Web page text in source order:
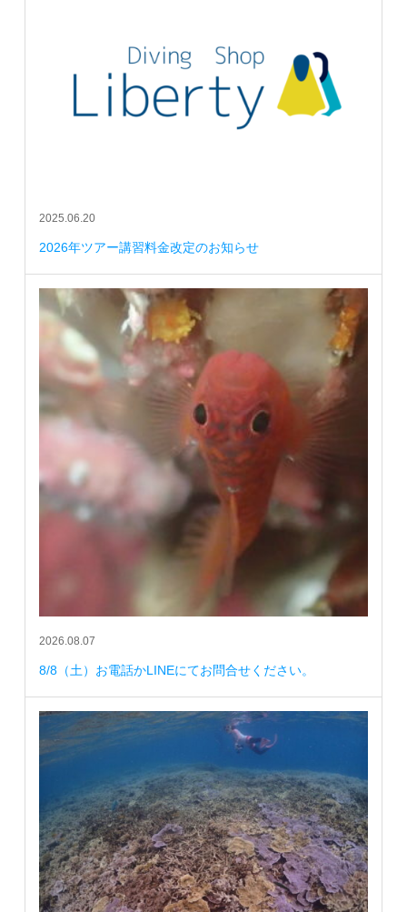
2025.06.20
2026年ツアー講習料金改定のお知らせ
2026.08.07
8/8（土）お電話かLINEにてお問合せください。